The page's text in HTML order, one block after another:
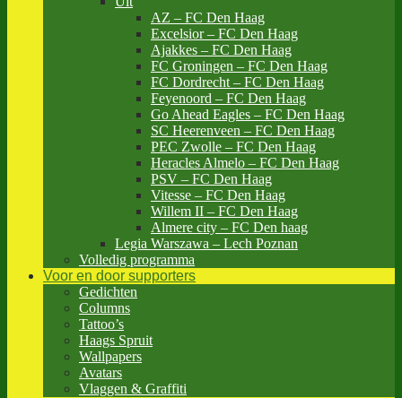
AZ – FC Den Haag
Excelsior – FC Den Haag
Ajakkes – FC Den Haag
FC Groningen – FC Den Haag
FC Dordrecht – FC Den Haag
Feyenoord – FC Den Haag
Go Ahead Eagles – FC Den Haag
SC Heerenveen – FC Den Haag
PEC Zwolle – FC Den Haag
Heracles Almelo – FC Den Haag
PSV – FC Den Haag
Vitesse – FC Den Haag
Willem II – FC Den Haag
Almere city – FC Den haag
Legia Warszawa – Lech Poznan
Volledig programma
Voor en door supporters
Gedichten
Columns
Tattoo’s
Haags Spruit
Wallpapers
Avatars
Vlaggen & Graffiti